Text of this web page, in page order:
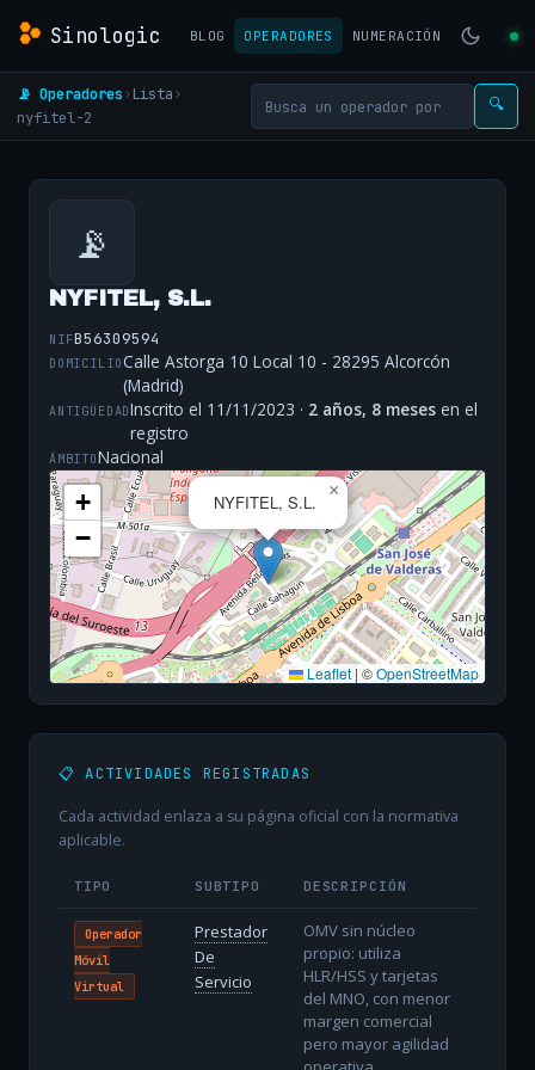
Sinologic BLOG OPERADORES NUMERACIÓN
📡 Operadores› Lista›
nyfitel-2
🔍
📡
NYFITEL, S.L.
NIFB56309594
DOMICILIOCalle Astorga 10 Local 10 - 28295 Alcorcón
(Madrid)
ANTIGÜEDADInscrito el 11/11/2023 · 2 años, 8 meses en el
registro
ÁMBITONacional
NYFITEL, S.L.
×
+
−
Leaflet |©OpenStreetMap
📋 ACTIVIDADES REGISTRADAS
Cada actividad enlaza a su página oficial con la normativa
aplicable.
TIPO SUBTIPO DESCRIPCIÓN
Operador
Móvil
Virtual
Prestador
De
Servicio
OMV sin núcleo
propio: utiliza
HLR/HSS y tarjetas
del MNO, con menor
margen comercial
pero mayor agilidad